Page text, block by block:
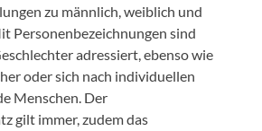
zu männlich, weiblich und
Personenbezeichnungen sind
adressiert, ebenso wie
oder sich nach individuellen
Menschen. Der
gilt immer, zudem das